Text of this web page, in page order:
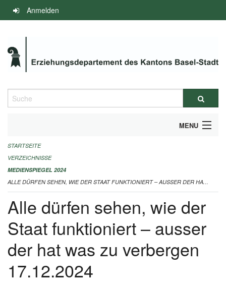
Navigation
überspringen
Anmelden
Suche
MENU
INFOS ZUM ED-MEDIENSPIEGEL
IMPRESSUM
STARTSEITE
VERZEICHNISSE
MEDIENSPIEGEL 2024
ALLE DÜRFEN SEHEN, WIE DER STAAT FUNKTIONIERT – AUSSER DER HAT WAS ZU VERBERGEN 17.12.2024
Alle dürfen sehen, wie der
Staat funktioniert – ausser
der hat was zu verbergen
17.12.2024